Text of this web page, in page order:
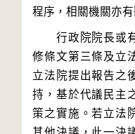
行政院院長或有
修條文第三條及立
立法院提出報告之
持，基於代議民主
策之實施。若立法